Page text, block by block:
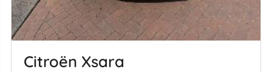
Citroën Xsara